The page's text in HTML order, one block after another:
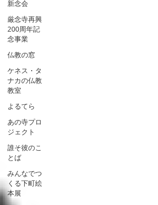
新念会
厳念寺再興
200周年記
念事業
仏教の窓
ケネス・タ
ナカの仏教
教室
よるてら
あの寺プロ
ジェクト
誰そ彼のこ
とば
みんなでつ
くる下町絵
本展